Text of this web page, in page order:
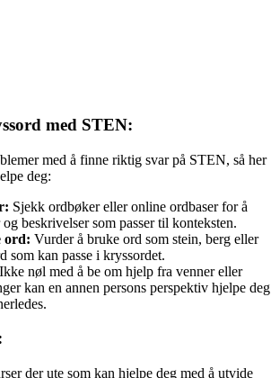
med STEN:
med å finne riktig svar på STEN, så her
deg:
Sjekk ordbøker eller online ordbaser for å
beskrivelser som passer til konteksten.
ord: Vurder å bruke ord som stein, berg eller
som kan passe i kryssordet.
Ikke nøl med å be om hjelp fra venner eller
kan en annen persons perspektiv hjelpe deg
der ute som kan hjelpe deg med å utvide